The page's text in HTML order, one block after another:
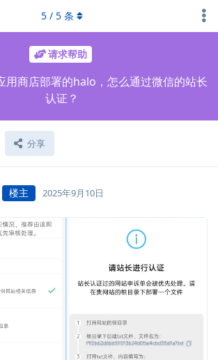
请求帮助
用商店部署的halo，怎么通过微信的站长
认证？
分享
5 / 5 条
楼主 2025年9月10日